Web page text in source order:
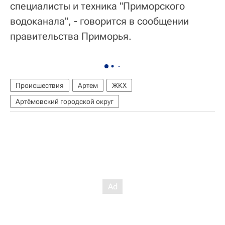
специалисты и техника "Приморского
водоканала", - говорится в сообщении
правительства Приморья.
Происшествия Артем
ЖКХ
Артёмовский городской округ